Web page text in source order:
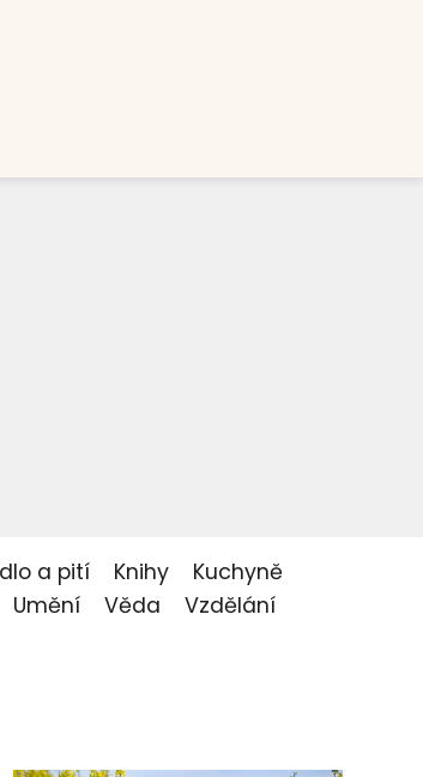
a pití Knihy
Kuchyně
Umění Věda
Vzdělání